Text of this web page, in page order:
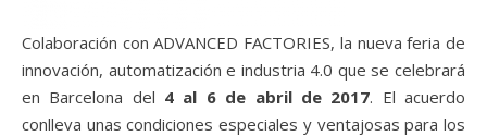
Colaboración con ADVANCED FACTORIES, la nueva feria de
innovación, automatización e industria 4.0 que se celebrará
en Barcelona del 4 al 6 de abril de 2017. El acuerdo
conlleva unas condiciones especiales y ventajosas para los